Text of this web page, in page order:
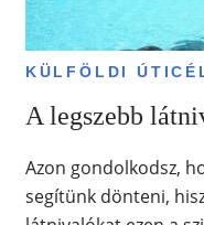
KÜLFÖLDI
A legszebb
Azon gondolkodsz,
segítünk dönteni,